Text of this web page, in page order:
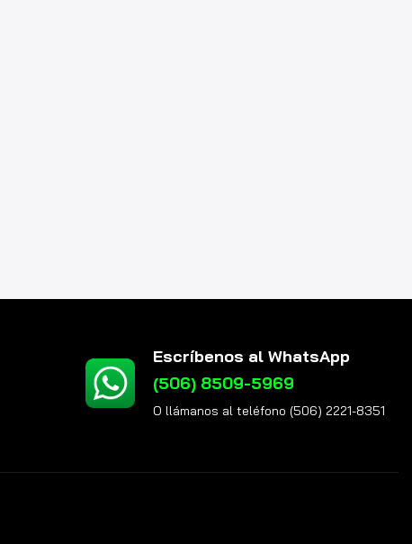
Escríbenos al WhatsApp
(506) 8509-5969
O llámanos al teléfono (506) 2221-8351